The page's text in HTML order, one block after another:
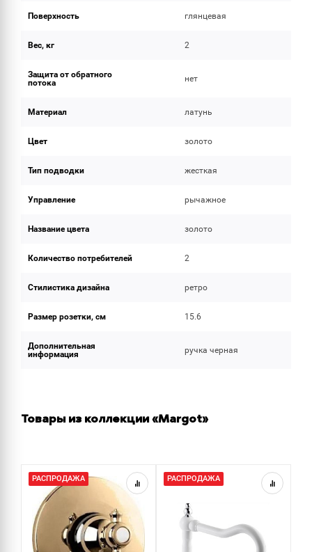
Поверхность глянцевая
Вес, кг 2
Защита от обратного
потока
нет
Материал латунь
Цвет золото
Тип подводки жесткая
Управление рычажное
Название цвета золото
Количество потребителей 2
Стилистика дизайна ретро
Размер розетки, см 15.6
Дополнительная
информация
ручка черная
Товары из коллекции «Margot»
РАСПРОДАЖА РАСПРОДАЖА